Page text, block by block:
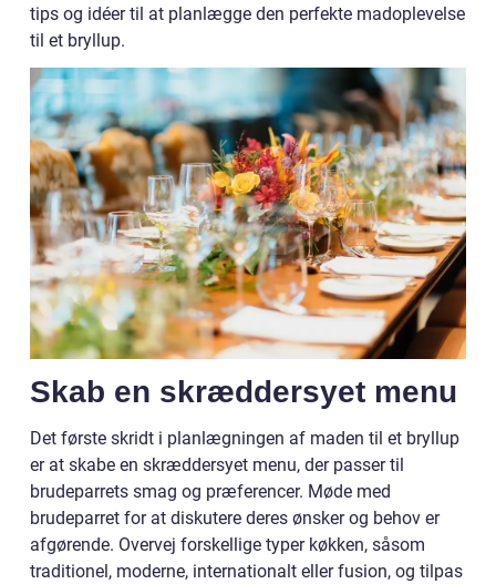
tips og idéer til at planlægge den perfekte madoplevelse
til et bryllup.
Skab en skræddersyet menu
Det første skridt i planlægningen af maden til et bryllup
er at skabe en skræddersyet menu, der passer til
brudeparrets smag og præferencer. Møde med
brudeparret for at diskutere deres ønsker og behov er
afgørende. Overvej forskellige typer køkken, såsom
traditionel, moderne, internationalt eller fusion, og tilpas